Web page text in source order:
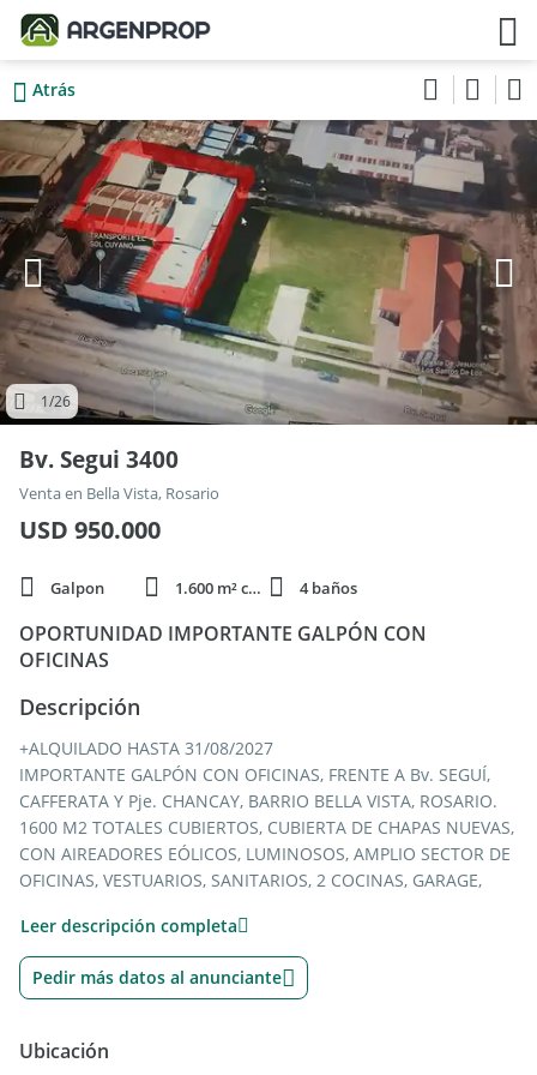
Atrás
1/26
Bv. Segui 3400
Venta en Bella Vista, Rosario
USD 950.000
Galpon 1.600 m² cubie. 4 baños
OPORTUNIDAD IMPORTANTE GALPÓN CON
OFICINAS
Descripción
+ALQUILADO HASTA 31/08/2027
IMPORTANTE GALPÓN CON OFICINAS, FRENTE A Bv. SEGUÍ,
CAFFERATA Y Pje. CHANCAY, BARRIO BELLA VISTA, ROSARIO.
1600 M2 TOTALES CUBIERTOS, CUBIERTA DE CHAPAS NUEVAS,
CON AIREADORES EÓLICOS, LUMINOSOS, AMPLIO SECTOR DE
OFICINAS, VESTUARIOS, SANITARIOS, 2 COCINAS, GARAGE,
1° NAVE: DE 12 METROS DE FRENTE SOBRE BV. SEGUI, 22
METROS DE FRENTE SOBRE PJE. CHANCAY Y 50 METROS DE
LARGO
DE PROFUNDIDAD, COMUNICANDO CON 1° NAVE
UBICADA EN UN ÁREA NETAMENTE INDUSTRIAL Y
Leer descripción completa
Pedir más datos al anunciante
Ubicación